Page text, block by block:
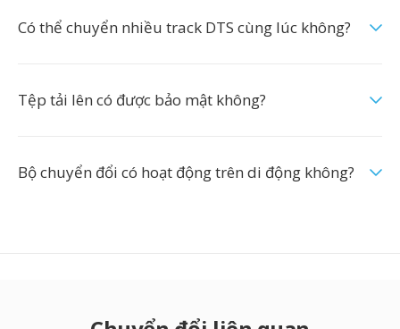
Có thể chuyển nhiều track DTS cùng lúc không?
Tệp tải lên có được bảo mật không?
Bộ chuyển đổi có hoạt động trên di động không?